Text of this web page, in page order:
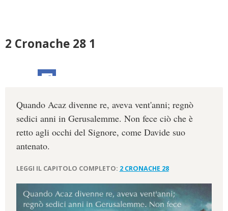
2 Cronache 28 1
Quando Acaz divenne re, aveva vent'anni; regnò
sedici anni in Gerusalemme. Non fece ciò che è
retto agli occhi del Signore, come Davide suo
antenato.
LEGGI IL CAPITOLO COMPLETO: 2 CRONACHE 28